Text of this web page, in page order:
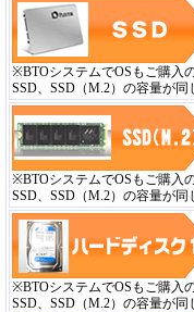
※BTOシステムでOSもご購入
SSD、SSD（M.2）の容量が
※BTOシステムでOSもご購入
SSD、SSD（M.2）の容量が
※BTOシステムでOSもご購入
SSD、SSD（M.2）の容量が